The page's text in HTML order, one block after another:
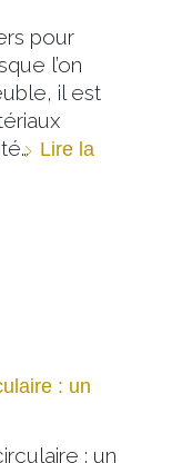
pour
l’on
il est
Lire la
: un
: un